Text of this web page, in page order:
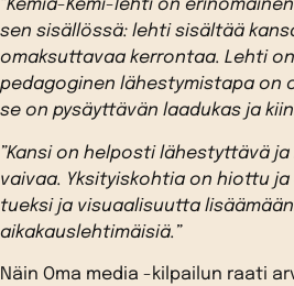
”Kemia-Kemi-lehti on
sen sisällössä: lehti sisältää
omaksuttavaa kerrontaa. Lehti
pedagoginen lähestymistapa on
se on pysäyttävän laadukas ja
”Kansi on helposti lähestyttävä
vaivaa. Yksityiskohtia on hiottu
tueksi ja visuaalisuutta
aikakauslehtimäisiä.”
Näin Oma media -kilpailun raati